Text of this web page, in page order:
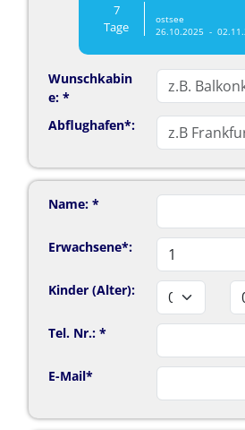
7
Tage
ostsee
26.10.2025 -
Wunschkabin
e: *
Abflughafen*:
Name: *
Erwachsene*:
Kinder (Alter):
Tel. Nr.: *
E-Mail*